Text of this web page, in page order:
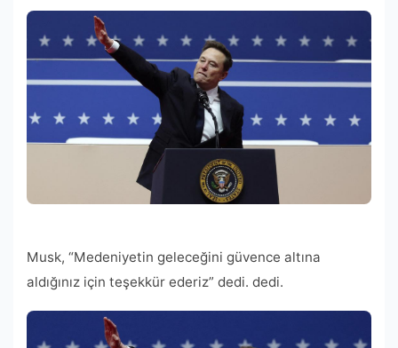
Musk, “Medeniyetin geleceğini güvence altına
aldığınız için teşekkür ederiz” dedi. dedi.